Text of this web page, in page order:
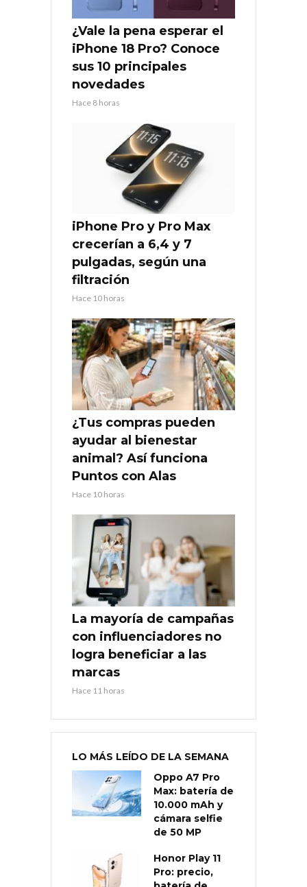
¿Vale la pena esperar el
iPhone 18 Pro? Conoce
sus 10 principales
novedades
Hace 8 horas
iPhone Pro y Pro Max
crecerían a 6,4 y 7
pulgadas, según una
filtración
Hace 10 horas
¿Tus compras pueden
ayudar al bienestar
animal? Así funciona
Puntos con Alas
Hace 10 horas
La mayoría de campañas
con influenciadores no
logra beneficiar a las
marcas
Hace 11 horas
LO MÁS LEÍDO DE LA SEMANA
Oppo A7 Pro
Max: batería de
10.000 mAh y
cámara selfie
de 50 MP
Honor Play 11
Pro: precio,